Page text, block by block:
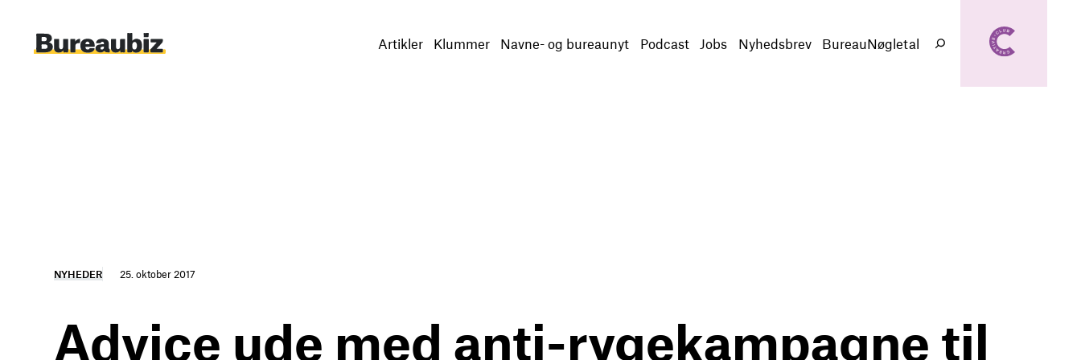
indhold
Artikler Klummer Navne- og bureaunyt Podcast Jobs Nyhedsbrev BureauNøgletal
Søg
NYHEDER 25. oktober 2017
Advice ude med anti-rygekampagne til